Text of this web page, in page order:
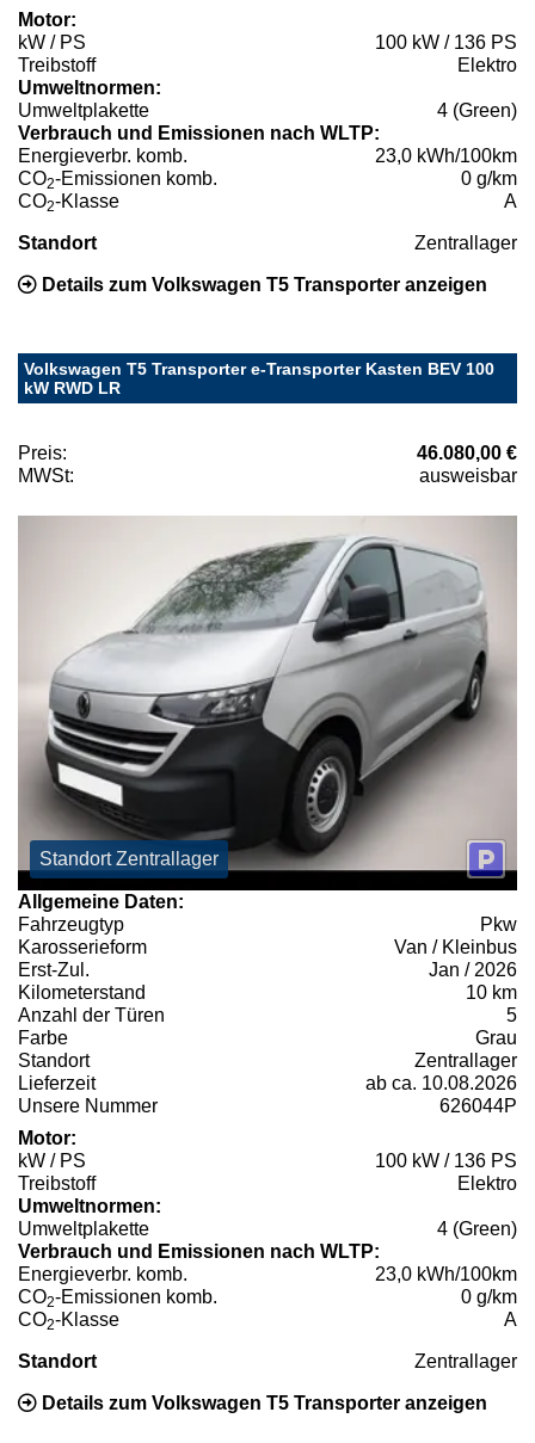
Motor:
kW / PS
100 kW / 136 PS
Treibstoff
Elektro
Umweltnormen:
Umweltplakette
4 (Green)
Verbrauch und Emissionen nach WLTP:
Energieverbr. komb.
23,0 kWh/100km
CO2-Emissionen komb.
0 g/km
CO2-Klasse A
Standort Zentrallager
Details zum Volkswagen T5 Transporter anzeigen
Volkswagen T5 Transporter e-Transporter Kasten BEV 100
kW RWD LR
Preis:
46.080,00 €
MWSt:
ausweisbar
Standort Zentrallager
Allgemeine Daten:
Fahrzeugtyp
Pkw
Karosserieform
Van / Kleinbus
Erst-Zul.
Jan / 2026
Kilometerstand
10 km
Anzahl der Türen
5
Farbe
Grau
Standort
Zentrallager
Lieferzeit
ab ca. 10.08.2026
Unsere Nummer
626044P
Motor:
kW / PS
100 kW / 136 PS
Treibstoff
Elektro
Umweltnormen:
Umweltplakette
4 (Green)
Verbrauch und Emissionen nach WLTP:
Energieverbr. komb.
23,0 kWh/100km
CO2-Emissionen komb.
0 g/km
CO2-Klasse A
Standort Zentrallager
Details zum Volkswagen T5 Transporter anzeigen